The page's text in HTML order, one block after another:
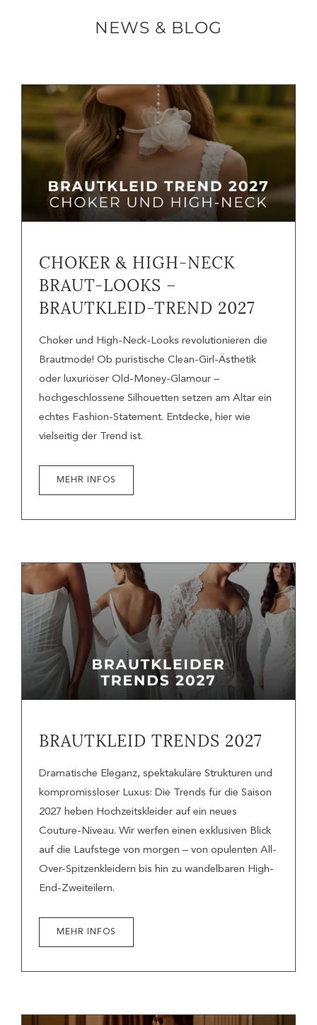
NEWS & BLOG
CHOKER & HIGH-NECK
BRAUT-LOOKS –
BRAUTKLEID-TREND 2027
Choker und High-Neck-Looks revolutionieren die
Brautmode! Ob puristische Clean-Girl-Ästhetik
oder luxuriöser Old-Money-Glamour –
hochgeschlossene Silhouetten setzen am Altar ein
echtes Fashion-Statement. Entdecke, hier wie
vielseitig der Trend ist.
MEHR INFOS
BRAUTKLEID TRENDS 2027
Dramatische Eleganz, spektakuläre Strukturen und
kompromissloser Luxus: Die Trends für die Saison
2027 heben Hochzeitskleider auf ein neues
Couture-Niveau. Wir werfen einen exklusiven Blick
auf die Laufstege von morgen – von opulenten All-
Over-Spitzenkleidern bis hin zu wandelbaren High-
End-Zweiteilern.
MEHR INFOS